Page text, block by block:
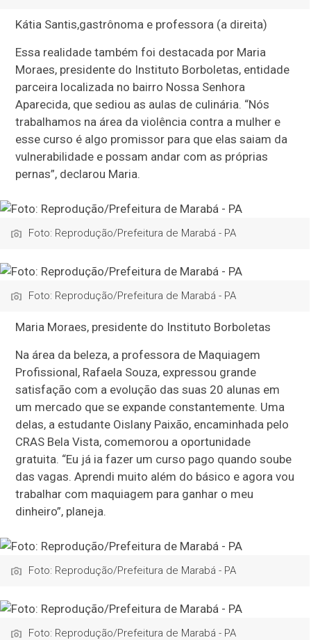
Kátia Santis,gastrônoma e professora (a direita)
Essa realidade também foi destacada por Maria
Moraes, presidente do Instituto Borboletas, entidade
parceira localizada no bairro Nossa Senhora
Aparecida, que sediou as aulas de culinária. “Nós
trabalhamos na área da violência contra a mulher e
esse curso é algo promissor para que elas saiam da
vulnerabilidade e possam andar com as próprias
pernas”, declarou Maria.
Foto: Reprodução/Prefeitura de Marabá - PA
Foto: Reprodução/Prefeitura de Marabá - PA
Maria Moraes, presidente do Instituto Borboletas
Na área da beleza, a professora de Maquiagem
Profissional, Rafaela Souza, expressou grande
satisfação com a evolução das suas 20 alunas em
um mercado que se expande constantemente. Uma
delas, a estudante Oislany Paixão, encaminhada pelo
CRAS Bela Vista, comemorou a oportunidade
gratuita. “Eu já ia fazer um curso pago quando soube
das vagas. Aprendi muito além do básico e agora vou
trabalhar com maquiagem para ganhar o meu
dinheiro”, planeja.
Foto: Reprodução/Prefeitura de Marabá - PA
Foto: Reprodução/Prefeitura de Marabá - PA